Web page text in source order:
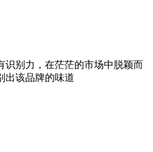
识别力，在茫茫的市场中脱颖而
出该品牌的味道